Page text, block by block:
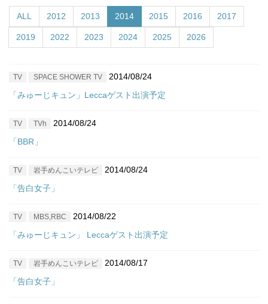
ALL 2012 2013 2014 2015 2016 2017
2019 2022 2023 2024 2025 2026
TV SPACE SHOWER TV
2014/08/24
「みゅーじキュン」Leccaゲスト出演予定
TV ​TVh
2014/08/24
「BBR」
TV 岩手めんこいテレビ
2014/08/24
「告白女子」
TV MBS,RBC
2014/08/22
「みゅーじキュン」 Leccaゲスト出演予定
TV 岩手めんこいテレビ
2014/08/17
「告白女子」